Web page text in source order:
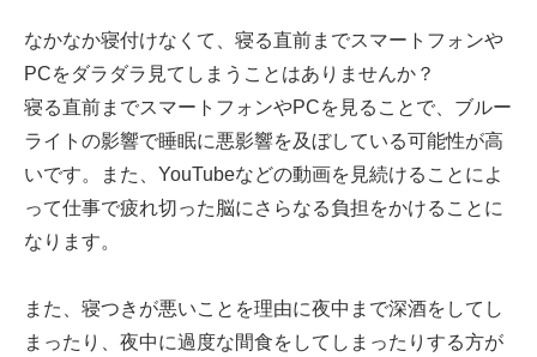
なかなか寝付けなくて、寝る直前までスマートフォンや
PCをダラダラ見てしまうことはありませんか？
寝る直前までスマートフォンやPCを見ることで、ブルー
ライトの影響で睡眠に悪影響を及ぼしている可能性が高
いです。また、YouTubeなどの動画を見続けることによ
って仕事で疲れ切った脳にさらなる負担をかけることに
なります。
また、寝つきが悪いことを理由に夜中まで深酒をしてし
まったり、夜中に過度な間食をしてしまったりする方が